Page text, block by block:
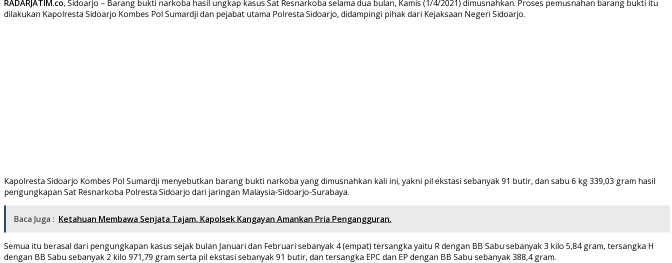
RADARJATIM.co, Sidoarjo – Barang bukti narkoba hasil ungkap kasus Sat Resnarkoba selama dua bulan, Kamis (1/4/2021) dimusnahkan. Proses pemusnahan barang bukti itu
dilakukan Kapolresta Sidoarjo Kombes Pol Sumardji dan pejabat utama Polresta Sidoarjo, didampingi pihak dari Kejaksaan Negeri Sidoarjo.
Kapolresta Sidoarjo Kombes Pol Sumardji menyebutkan barang bukti narkoba yang dimusnahkan kali ini, yakni pil ekstasi sebanyak 91 butir, dan sabu 6 kg 339,03 gram hasil
pengungkapan Sat Resnarkoba Polresta Sidoarjo dari jaringan Malaysia-Sidoarjo-Surabaya.
Baca Juga : Ketahuan Membawa Senjata Tajam, Kapolsek Kangayan Amankan Pria Pengangguran.
Semua itu berasal dari pengungkapan kasus sejak bulan Januari dan Februari sebanyak 4 (empat) tersangka yaitu R dengan BB Sabu sebanyak 3 kilo 5,84 gram, tersangka H
dengan BB Sabu sebanyak 2 kilo 971,79 gram serta pil ekstasi sebanyak 91 butir, dan tersangka EPC dan EP dengan BB Sabu sebanyak 388,4 gram.